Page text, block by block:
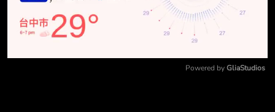
Powered by GliaStudios